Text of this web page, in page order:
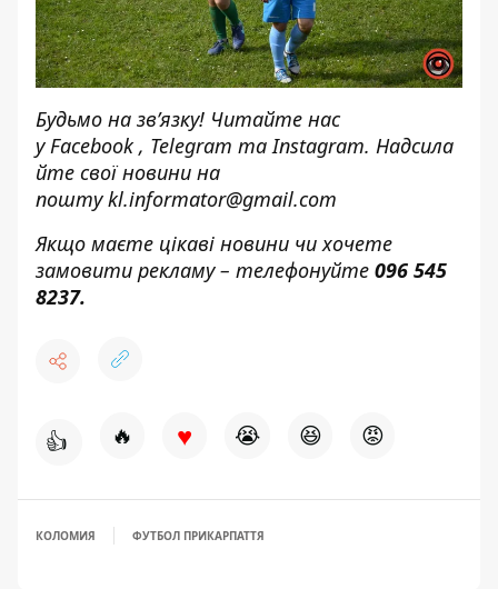
Будьмо на зв’язку! Читайте нас
уFacebook, Telegram таInstagram. Надсила
йте свої новини на
поштуkl.informator@gmail.com
Якщо маєте цікаві новини чи хочете
замовити рекламу – телефонуйте 096 545
8237.
👍 🔥 ♥ 😭 😆 😡
КОЛОМИЯ ФУТБОЛ ПРИКАРПАТТЯ